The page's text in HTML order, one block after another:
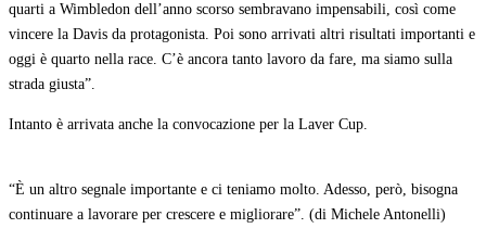
quarti a Wimbledon dell’anno scorso sembravano impensabili, così come
vincere la Davis da protagonista. Poi sono arrivati altri risultati importanti e
oggi è quarto nella race. C’è ancora tanto lavoro da fare, ma siamo sulla
strada giusta”.
Intanto è arrivata anche la convocazione per la Laver Cup.
“È un altro segnale importante e ci teniamo molto. Adesso, però, bisogna
continuare a lavorare per crescere e migliorare”. (di Michele Antonelli)